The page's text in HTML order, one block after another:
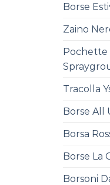
Borse
Zaino
Pochette
Tracolla
Borse All
Borsa
Borse La
Borsoni